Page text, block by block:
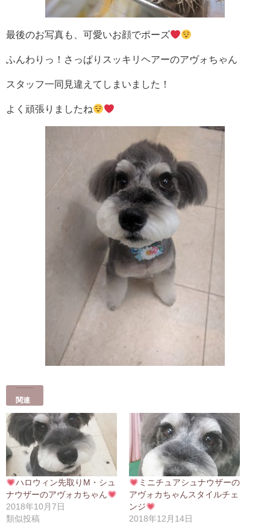
最後のお写真も、可愛いお顔でポーズ
ふんわりっ！さっぱりスッキリヘアーのアヴォちゃん
スタッフ一同見違えてしまいました！
よく頑張りましたね
関連
ハロウィン先取りM・シュ
ナウザーのアヴォカちゃん
2018年10月7日
類似投稿
ミニチュアシュナウザーの
アヴォカちゃんスタイルチェ
ンジ
2018年12月14日